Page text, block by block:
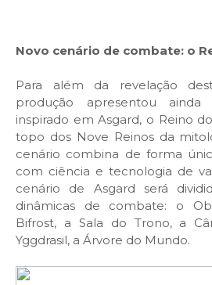
Novo cenário de combate: o
Para além da revelação
produção apresentou
inspirado em Asgard, o Reino
topo dos Nove Reinos da
cenário combina de forma
com ciência e tecnologia de
cenário de Asgard será
dinâmicas de combate: o
Bifrost, a Sala do Trono, a
Yggdrasil, a Árvore do Mundo.